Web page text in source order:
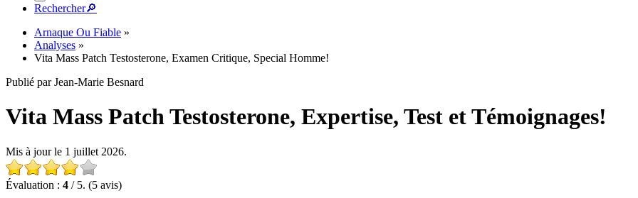
Rechercher🔎︎
Arnaque Ou Fiable »
Analyses »
Vita Mass Patch Testosterone, Examen Critique, Special Homme!
Publié par Jean-Marie Besnard
Vita Mass Patch Testosterone, Expertise, Test et Témoignages!
Mis à jour le 1 juillet 2026.
Évaluation : 4 / 5. (5 avis)